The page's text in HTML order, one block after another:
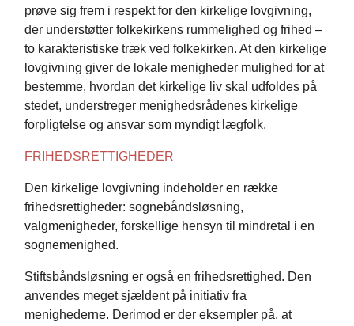
prøve sig frem i respekt for den kirkelige lovgivning,
der understøtter folkekirkens rummelighed og frihed –
to karakteristiske træk ved folkekirken. At den kirkelige
lovgivning giver de lokale menigheder mulighed for at
bestemme, hvordan det kirkelige liv skal udfoldes på
stedet, understreger menighedsrådenes kirkelige
forpligtelse og ansvar som myndigt lægfolk.
FRIHEDSRETTIGHEDER
Den kirkelige lovgivning indeholder en række
frihedsrettigheder: sognebåndsløsning,
valgmenigheder, forskellige hensyn til mindretal i en
sognemenighed.
Stiftsbåndsløsning er også en frihedsrettighed. Den
anvendes meget sjældent på initiativ fra
menighederne. Derimod er der eksempler på, at